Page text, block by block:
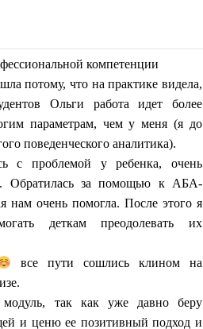
компетенции
потому, что на практике видела,
Ольги работа идет более
параметрам, чем у меня (я до
поведенческого аналитика).
с проблемой у ребенка, очень
Обратилась за помощью к АБА-
нам очень помогла. После этого я
деткам преодолевать их
все пути сошлись клином на
так как уже давно беру
и ценю ее позитивный подход и